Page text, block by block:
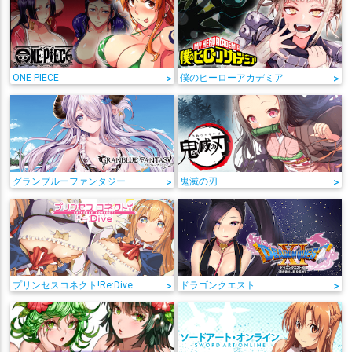
ONE PIECE > 僕のヒーローアカデミア >
グランブルーファンタジー > 鬼滅の刃 >
プリンセスコネクト!Re:Dive > ドラゴンクエスト >